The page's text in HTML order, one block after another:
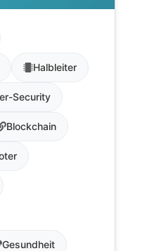
Halbleiter
Security
Blockchain
Gesundheit